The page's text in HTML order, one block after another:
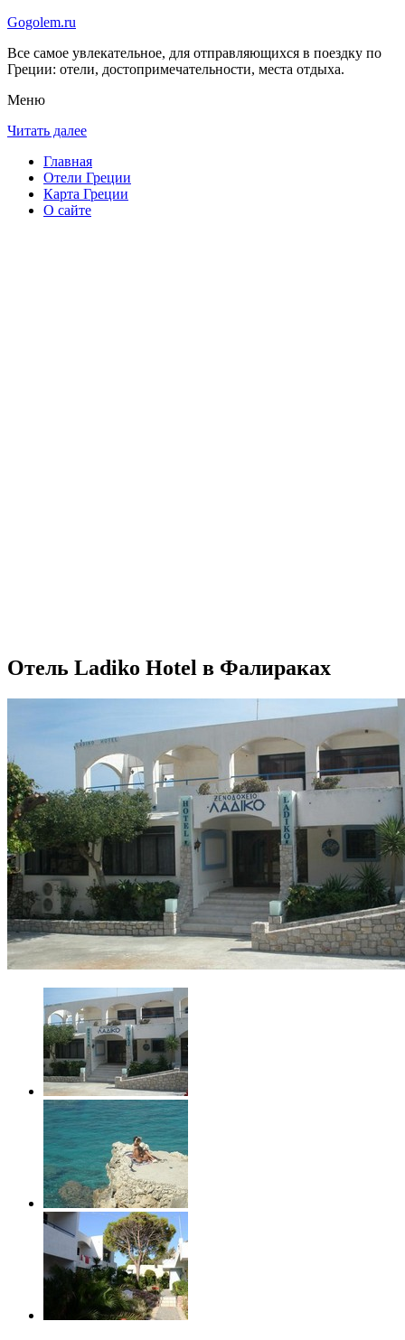
Gogolem.ru
Все самое увлекательное, для отправляющихся в поездку по
Греции: отели, достопримечательности, места отдыха.
Меню
Читать далее
Главная
Отели Греции
Карта Греции
О сайте
Отель Ladiko Hotel в Фалираках